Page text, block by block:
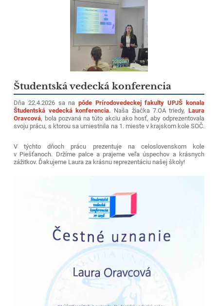
Študentská vedecká konferencia
Dňa 22.4.2026 sa na pôde Prírodovedeckej fakulty UPJŠ konala
Študentská vedecká konferencia. Naša žiačka 7.OA triedy, Laura
Oravcová, bola pozvaná na túto akciu ako hosť, aby odprezentovala
svoju prácu, s ktorou sa umiestnila na 1. mieste v krajskom kole SOČ.
V týchto dňoch prácu prezentuje na celoslovenskom kole
v Piešťanoch. Držíme palce a prajeme veľa úspechov a krásnych
zážitkov. Ďakujeme Laura za krásnu reprezentáciu našej školy!